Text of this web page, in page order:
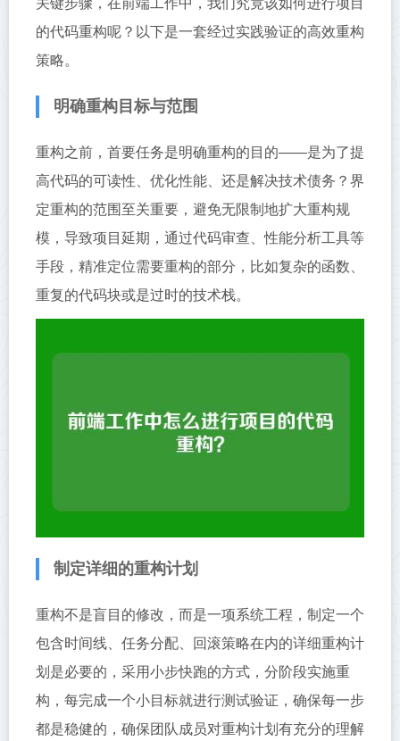
关键步骤，在前端工作中，我们究竟该如何进行项目
的代码重构呢？以下是一套经过实践验证的高效重构
策略。
明确重构目标与范围
重构之前，首要任务是明确重构的目的——是为了提
高代码的可读性、优化性能、还是解决技术债务？界
定重构的范围至关重要，避免无限制地扩大重构规
模，导致项目延期，通过代码审查、性能分析工具等
手段，精准定位需要重构的部分，比如复杂的函数、
重复的代码块或是过时的技术栈。
制定详细的重构计划
重构不是盲目的修改，而是一项系统工程，制定一个
包含时间线、任务分配、回滚策略在内的详细重构计
划是必要的，采用小步快跑的方式，分阶段实施重
构，每完成一个小目标就进行测试验证，确保每一步
都是稳健的，确保团队成员对重构计划有充分的理解